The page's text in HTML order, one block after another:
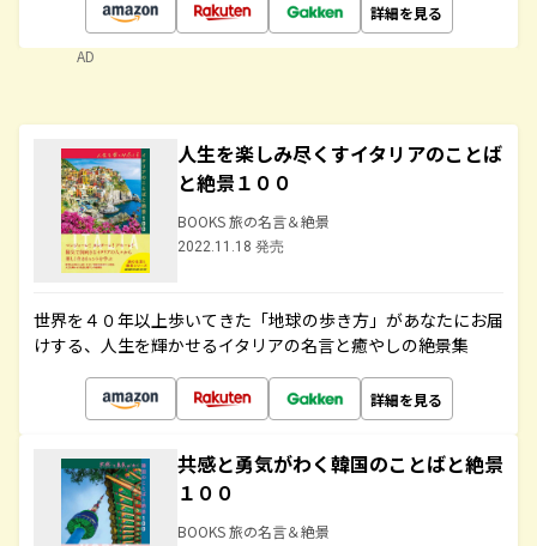
詳細を見る
AD
人生を楽しみ尽くすイタリアのことば
と絶景１００
BOOKS 旅の名言＆絶景
2022.11.18 発売
世界を４０年以上歩いてきた「地球の歩き方」があなたにお届
けする、人生を輝かせるイタリアの名言と癒やしの絶景集
詳細を見る
共感と勇気がわく韓国のことばと絶景
１００
BOOKS 旅の名言＆絶景